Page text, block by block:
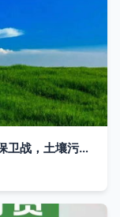
土壤污染防治法草案三审 扎实推进净土保卫战，土壤污染治理任重道远